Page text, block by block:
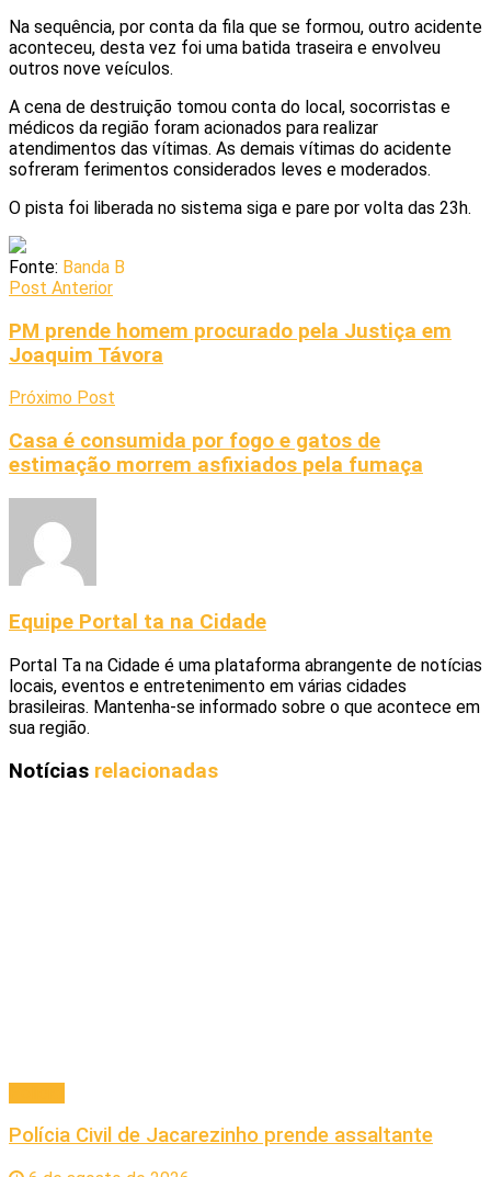
Na sequência, por conta da fila que se formou, outro acidente
aconteceu, desta vez foi uma batida traseira e envolveu
outros nove veículos.
A cena de destruição tomou conta do local, socorristas e
médicos da região foram acionados para realizar
atendimentos das vítimas. As demais vítimas do acidente
sofreram ferimentos considerados leves e moderados.
O pista foi liberada no sistema siga e pare por volta das 23h.
Fonte: Banda B
Post Anterior
PM prende homem procurado pela Justiça em
Joaquim Távora
Próximo Post
Casa é consumida por fogo e gatos de
estimação morrem asfixiados pela fumaça
Equipe Portal ta na Cidade
Portal Ta na Cidade é uma plataforma abrangente de notícias
locais, eventos e entretenimento em várias cidades
brasileiras. Mantenha-se informado sobre o que acontece em
sua região.
Notícias relacionadas
Polícia Civil de Jacarezinho prende assaltante